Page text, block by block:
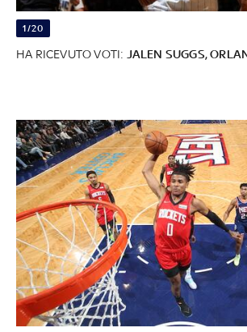
1/20
HA RICEVUTO VOTI: JALEN SUGGS,